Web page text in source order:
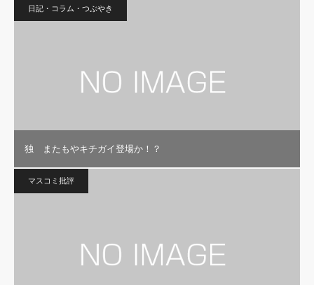
日記・コラム・つぶやき
独 またもやキチガイ登場か！？
マスコミ批評